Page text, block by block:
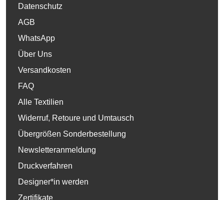
Datenschutz
AGB
WhatsApp
Über Uns
Versandkosten
FAQ
Alle Textilien
Widerruf, Retoure und Umtausch
Übergrößen Sonderbestellung
Newsletteranmeldung
Druckverfahren
Designer*in werden
Zertifikate